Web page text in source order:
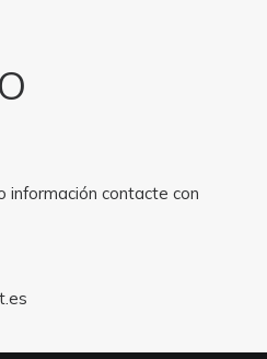
información contacte con